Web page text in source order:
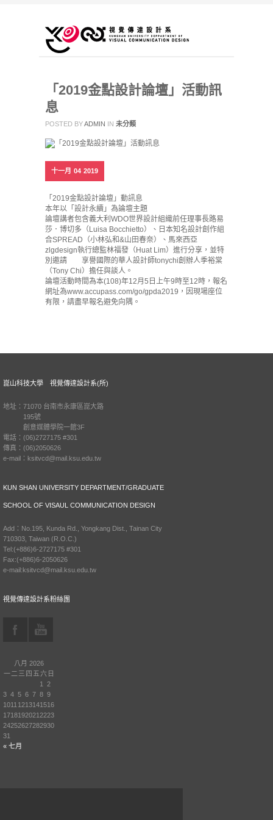
「2019金點設計論壇」活動訊
息
POSTED BYADMIN IN 未分類
十一月 04 2019
「2019金點設計論壇」動訊息
本年以「設計永續」為論壇主題
論壇講者包含義大利WDO世界設計組織前任理事長路易
莎．博切多（Luisa Bocchietto）、日本知名設計創作組
合SPREAD（小林弘和&山田春奈）、馬來西亞
zlgdesign執行總監林福發（Huat Lim）進行分享，並特
別邀請 享譽國際的華人設計師tonychi創辦人季裕棠
（Tony Chi）擔任與談人。
論壇活動時間為本(108)年12月5日上午9時至12時，報名
網址為www.accupass.com/go/gpda2019，因現場座位
有限，請盡早報名避免向隅。
崑山科技大學 視覺傳達設計系(所)
地址：71070 台南市永康區崑大路
195號
創意媒體學院一館3F
電話：(06)2727175 #301
傳真：(06)2050626
e-mail：ksitvcd@mail.ksu.edu.tw
KUN SHAN UNIVERSITY DEPARTMENT/GRADUATE
SCHOOL OF VISAUL COMMUNICATION DESIGN
Add：No.195, Kunda Rd., Yongkang Dist., Tainan City
710303, Taiwan (R.O.C.)
Tel:(+886)6-2727175 #301
Fax:(+886)6-2050626
e-mail:ksitvcd@mail.ksu.edu.tw
視覺傳達設計系粉絲團
八月 2026
一 二 三 四 五六 日
« 七月
1
2
3 4 5 6 7 8 9
1011 1213141516
1718192021 2223
24252627282930
31